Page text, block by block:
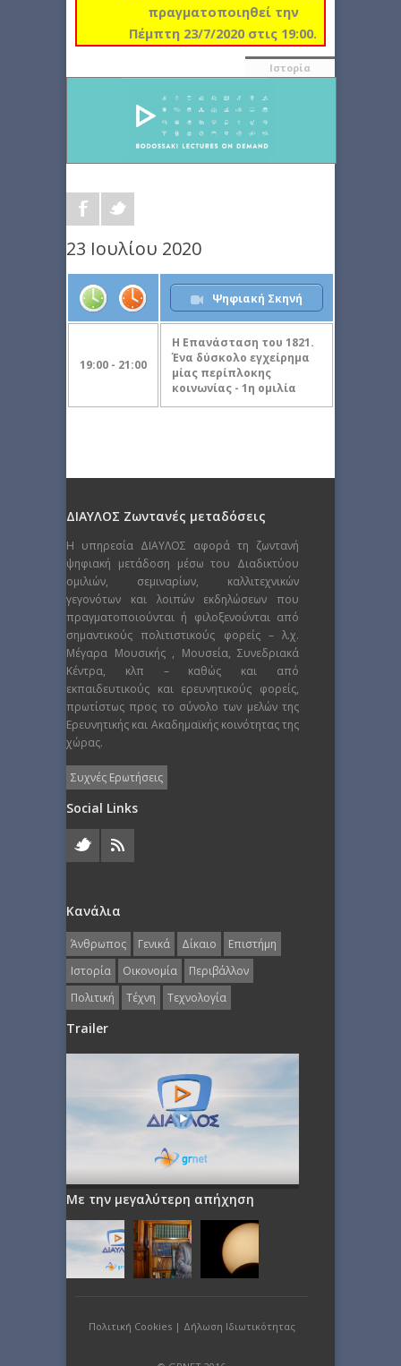
πραγματοποιηθεί την
Πέμπτη 23/7/2020 στις 19:00.
Ιστορία
23 Ιουλίου 2020
Ψηφιακή Σκηνή
19:00 - 21:00
Η Επανάσταση του 1821.
Ένα δύσκολο εγχείρημα
μίας περίπλοκης
κοινωνίας - 1η ομιλία
ΔΙΑΥΛΟΣ Ζωντανές μεταδόσεις
Η υπηρεσία ΔΙΑΥΛΟΣ αφορά τη ζωντανή
ψηφιακή μετάδοση μέσω του Διαδικτύου
ομιλιών, σεμιναρίων, καλλιτεχνικών
γεγονότων και λοιπών εκδηλώσεων που
πραγματοποιούνται ή φιλοξενούνται από
σημαντικούς πολιτιστικούς φορείς – λ.χ.
Μέγαρα Μουσικής , Μουσεία, Συνεδριακά
Κέντρα, κλπ – καθώς και από
εκπαιδευτικούς και ερευνητικούς φορείς,
πρωτίστως προς το σύνολο των μελών της
Ερευνητικής και Ακαδημαϊκής κοινότητας της
χώρας.
Συχνές Ερωτήσεις
Social Links
Κανάλια
Άνθρωπος Γενικά Δίκαιο
Επιστήμη
Ιστορία
Οικονομία
Περιβάλλον
Πολιτική
Τέχνη Τεχνολογία
Trailer
Με την μεγαλύτερη απήχηση
Πολιτική Cookies| Δήλωση Ιδιωτικότητας